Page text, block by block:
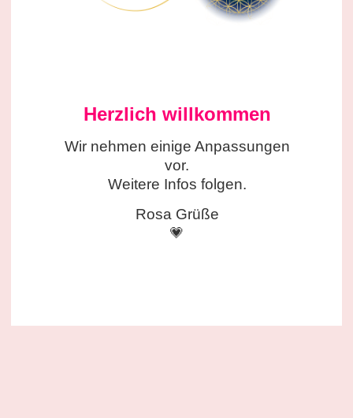
Herzlich willkommen
Wir nehmen einige Anpassungen
vor.
Weitere Infos folgen.
Rosa Grüße
💗